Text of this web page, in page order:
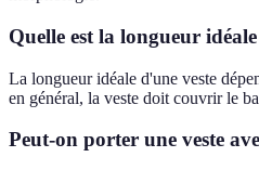
Quelle est la longueur
La longueur idéale d'une veste
en général, la veste doit couvrir le
Peut-on porter une veste